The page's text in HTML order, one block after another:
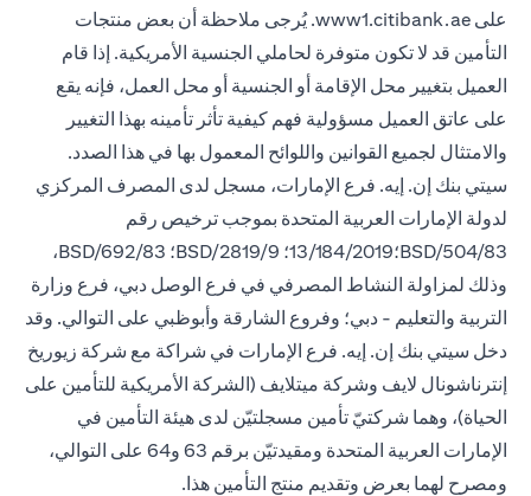
على www1.citibank.ae
opens in a new tab
. يُرجى ملاحظة أن بعض منتجات
التأمين قد لا تكون متوفرة لحاملي الجنسية الأمريكية. إذا قام
العميل بتغيير محل الإقامة أو الجنسية أو محل العمل، فإنه يقع
على عاتق العميل مسؤولية فهم كيفية تأثر تأمينه بهذا التغيير
والامتثال لجميع القوانين واللوائح المعمول بها في هذا الصدد.
سيتي بنك إن. إيه. فرع الإمارات، مسجل لدى المصرف المركزي
لدولة الإمارات العربية المتحدة بموجب ترخيص رقم
BSD/504/83؛13/184/2019؛ BSD/2819/9؛ BSD/692/83،
وذلك لمزاولة النشاط المصرفي في فرع الوصل دبي، فرع وزارة
التربية والتعليم - دبي؛ وفروع الشارقة وأبوظبي على التوالي. وقد
دخل سيتي بنك إن. إيه. فرع الإمارات في شراكة مع شركة زيوريخ
إنترناشونال لايف وشركة ميتلايف (الشركة الأمريكية للتأمين على
الحياة)، وهما شركتيّ تأمين مسجلتيّن لدى هيئة التأمين في
الإمارات العربية المتحدة ومقيدتيّن برقم 63 و64 على التوالي،
ومصرح لهما بعرض وتقديم منتج التأمين هذا.